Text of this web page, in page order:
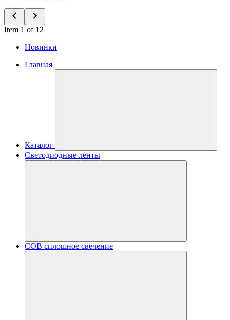
Item 1 of 12
Новинки
Главная
Каталог
Светодиодные ленты
COB сплошное свечение